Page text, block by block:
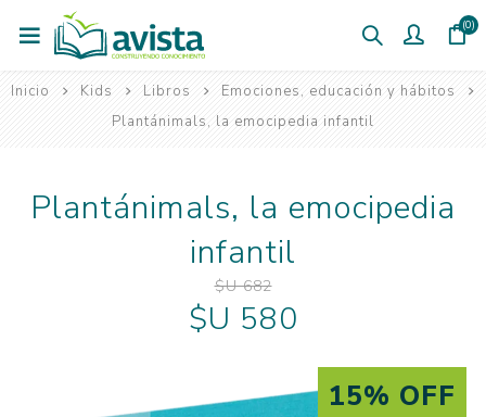
(0)
Inicio Kids Libros
Emociones, educación y hábitos
Plantánimals, la emocipedia infantil
15% OFF
Plantánimals, la emocipedia
infantil
$U 682
$U 580